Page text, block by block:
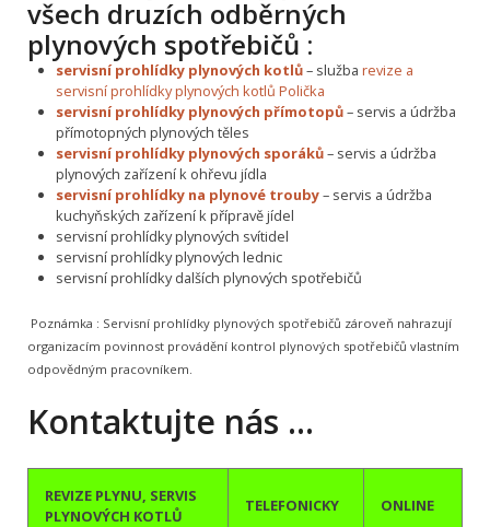
všech druzích odběrných
plynových spotřebičů :
servisní prohlídky plynových kotlů– služba revize a
servisní prohlídky plynových kotlů Polička
servisní prohlídky plynových přímotopů– servis a údržba
přímotopných plynových těles
servisní prohlídky plynových sporáků– servis a údržba
plynových zařízení k ohřevu jídla
servisní prohlídky na plynové trouby– servis a údržba
kuchyňských zařízení k přípravě jídel
servisní prohlídky plynových svítidel
servisní prohlídky plynových lednic
servisní prohlídky dalších plynových spotřebičů
Poznámka : Servisní prohlídky plynových spotřebičů zároveň nahrazují
organizacím povinnost provádění kontrol plynových spotřebičů vlastním
odpovědným pracovníkem.
Kontaktujte nás …
REVIZE PLYNU, SERVIS
PLYNOVÝCH KOTLŮ
TELEFONICKY ONLINE